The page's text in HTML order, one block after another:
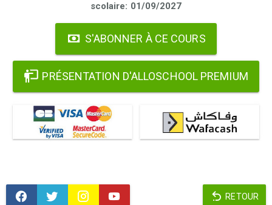
scolaire: 01/09/2027
S'ABONNER À CE COURS
PRÉSENTATION D'ALLOSCHOOL PREMIUM
RETOUR